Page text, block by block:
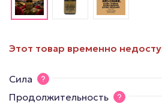
Этот товар временно
Сила
Продолжительность